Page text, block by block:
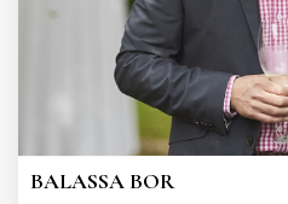
BALASSA BOR